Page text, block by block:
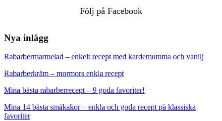
Följ på Facebook
Nya inlägg
Rabarbermarmelad – enkelt recept med kardemumma och vanilj
Rabarberkräm – mormors enkla recept
Mina bästa rabarberrecept – 9 goda favoriter!
Mina 14 bästa småkakor – enkla och goda recept på klassiska
favoriter